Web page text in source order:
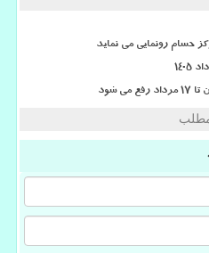
حسام رونمایی می نماید
شود
مطلب